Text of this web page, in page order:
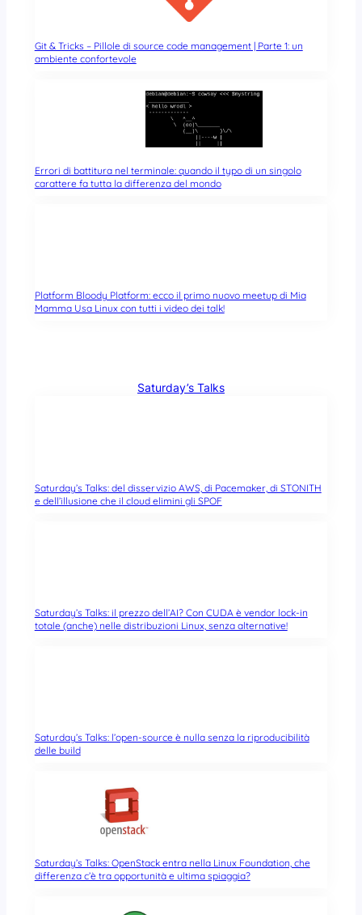
Git & Tricks – Pillole di source code management | Parte 1: un
ambiente confortevole
Errori di battitura nel terminale: quando il typo di un singolo
carattere fa tutta la differenza del mondo
Platform Bloody Platform: ecco il primo nuovo meetup di Mia
Mamma Usa Linux con tutti i video dei talk!
Saturday’s Talks
Saturday’s Talks: del disservizio AWS, di Pacemaker, di STONITH
e dell’illusione che il cloud elimini gli SPOF
Saturday’s Talks: il prezzo dell’AI? Con CUDA è vendor lock-in
totale (anche) nelle distribuzioni Linux, senza alternative!
Saturday’s Talks: l’open-source è nulla senza la riproducibilità
delle build
Saturday’s Talks: OpenStack entra nella Linux Foundation, che
differenza c’è tra opportunità e ultima spiaggia?